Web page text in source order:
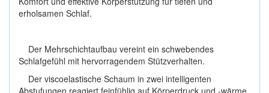
erholsamen Schlaf.
Der Mehrschichtaufbau vereint ein schwebendes
Schlafgefühl mit hervorragendem Stützverhalten.
Der viscoelastische Schaum in zwei intelligenten
Abstufungen re­agiert feinfühlig auf Körperdruck und -wärme,